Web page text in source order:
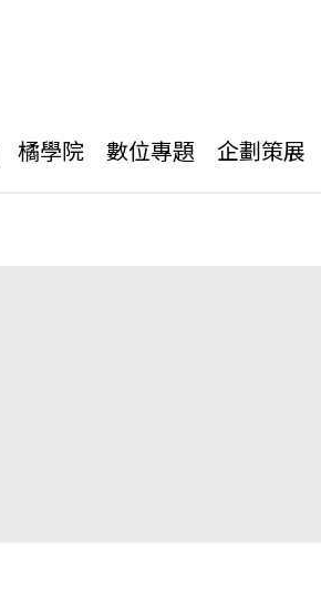
橘學院 數位專題 企劃策展